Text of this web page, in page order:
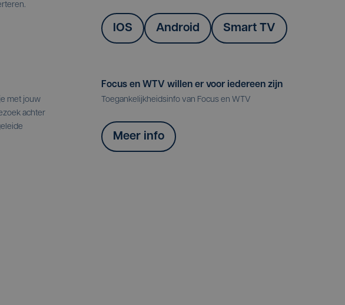
IOS Android Smart TV
met jouw
achter
Focus en WTV willen er voor iedereen zijn
Toegankelijkheidsinfo van Focus en WTV
Meer info